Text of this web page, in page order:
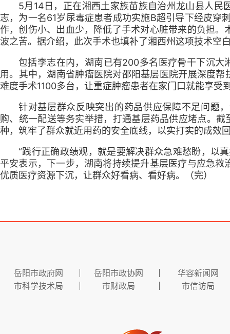
5月14日，正在湘西土家族苗族自治州龙山县人民
志，为一名61岁尿毒症患者成功实施B超引导下经皮穿
作，创伤小、出血少，降低了手术对心脏带来的负担
波之苦。据介绍，此次手术也填补了湘西州这项技术空
包括李志在内，湖南已有200多名医疗骨干下沉
用。其中，湖南省肿瘤医院对邵阳基层医院开展深度
难度手术1100多台，让重症肿瘤患者在家门口就能享受
针对基层群众反映突出的药品供应保障不足问题
购、统一配送等务实举措，打通基层药品供应堵点。
种，筑牢了群众就近用药的安全底线，以实打实的成效
“践行正确政绩观，就是要解决群众急难愁盼，以
平安表示，下一步，湖南将持续提升基层医疗与应急
优质医疗资源下沉，让群众好看病、看好病。（完）
岳阳市政府网 岳阳市政协网
华容新闻网
市科学技术局
市财政局 市信访局